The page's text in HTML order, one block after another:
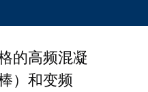
的高频混凝
）和变频